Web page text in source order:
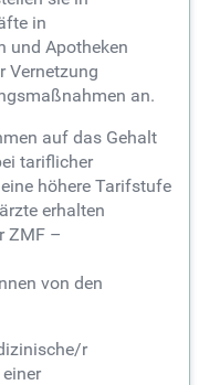
in
und Apotheken
Vernetzung
an.
auf das Gehalt
tariflicher
höhere Tarifstufe
erhalten
ZMF –
von den
r